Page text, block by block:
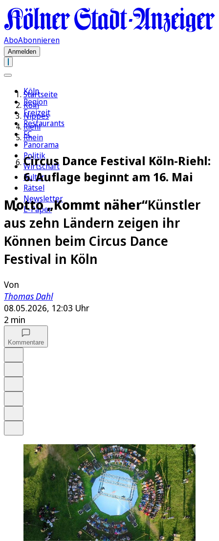
AboAbonnieren
Anmelden
Köln
Region
Freizeit
Restaurants
FC
Panorama
Politik
Wirtschaft
Kultur
Rätsel
Newsletter
E-Paper
Startseite
Köln
Nippes
Riehl
Rhein
Circus Dance Festival Köln-Riehl:
6. Auflage beginnt am 16. Mai
Motto „Kommt näher“Künstler
aus zehn Ländern zeigen ihr
Können beim Circus Dance
Festival in Köln
Von
Thomas Dahl
08.05.2026, 12:03 Uhr
2 min
Kommentare